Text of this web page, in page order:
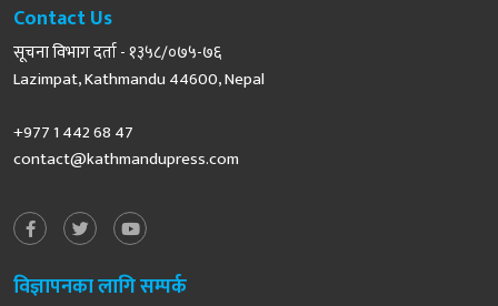
Contact Us
सूचना विभाग दर्ता - १३५८/०७५-७६
Lazimpat, Kathmandu 44600, Nepal
+977 1 442 68 47
contact@kathmandupress.com
विज्ञापनका लागि सम्पर्क